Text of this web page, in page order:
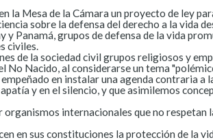
la Mesa de la Cámara un proyecto de ley
sobre la defensa del derecho a la vida
y Panamá, grupos de defensa de la vida
civiles.
de la sociedad civil grupos religiosos y
Nacido, al considerarse un tema
en instalar una agenda contraria a
y en el silencio, y que asimilemos
internacionales que no respetan
en sus constituciones la protección de la